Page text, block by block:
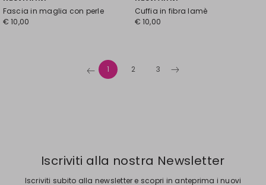
Fascia in maglia con perle
€ 10,00
Cuffia in fibra lamè
€ 10,00
1 2 3
Iscriviti alla nostra Newsletter
Iscriviti subito alla newsletter e scopri in anteprima i nuovi